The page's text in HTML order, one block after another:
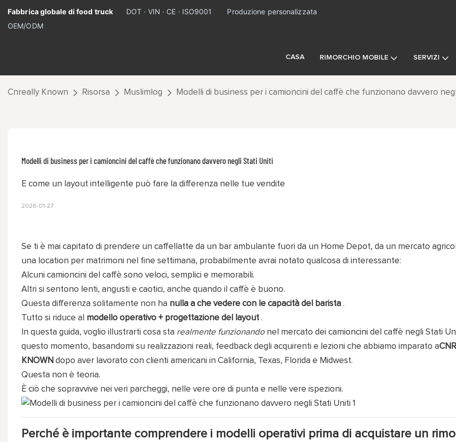
Fabbrica globale di food truck DOT · VIN · CE · ISO9001
Produzione personalizzata
OEM/ODM
CASA RIMORCHIO MOBILE SERVIZI
Cnreally Known Risorsa Muslimlog Modelli di business per i camioncini del caffè che funzionano davvero
Modelli di business per i camioncini del caffè che funzionano davvero negli Stati Uniti
E come un layout intelligente può fare la differenza nelle tue vendite
2026-01-27
Se ti è mai capitato di prendere un caffellatte da un bar ambulante fuori da un Home Depot, da un mercato
una location per matrimoni nel fine settimana, probabilmente avrai notato qualcosa di interessante:
Alcuni camioncini del caffè sono veloci, semplici e memorabili.
Altri si sentono lenti, angusti e caotici, anche quando il caffè è buono.
Questa differenza solitamente non ha nulla a che vedere con le capacità del barista.
Tutto si riduce al modello operativo + progettazione del layout.
In questa guida, voglio illustrarti cosa sta realmente funzionandonel mercato dei camioncini del caffè negli Stati
questo momento, basandomi su realizzazioni reali, feedback degli acquirenti e lezioni che abbiamo imparato a
KNOWN dopo aver lavorato con clienti americani in California, Texas, Florida e Midwest.
Questa non è teoria.
È ciò che sopravvive nei veri parcheggi, nelle vere ore di punta e nelle vere ispezioni.
Perché è importante comprendere i modelli operativi prima di acquistare un